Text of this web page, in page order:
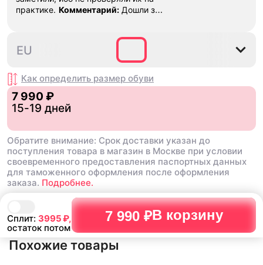
Сплит: 3995₽,
остаток потом
7 990 ₽В корзину
практике. Комментарий: Дошли за
42
EU
Как определить размер обуви
7 990 ₽
15-19 дней
Обратите внимание: Срок доставки указан до
поступления товара в магазин в Москве при условии
своевременного предоставления паспортных данных
для таможенного оформления после оформления
заказа. Подробнее.
Похожие товары